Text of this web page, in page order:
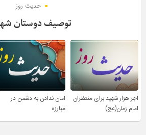
حدیث روز
توصیف دوستان
اجر هزار شهید برای منتظران
امام زمان(عج)
امان ندادن به دشمن در
مبارزه